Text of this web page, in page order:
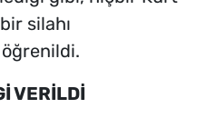
silahı
öğrenildi.
VERİLDİ